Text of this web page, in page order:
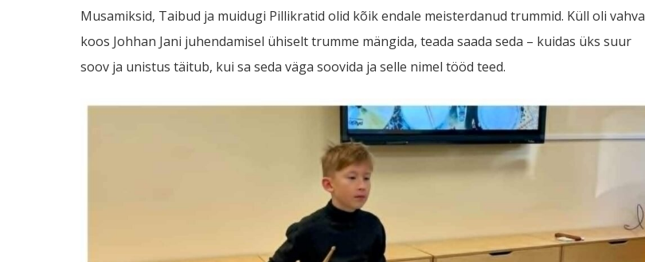
Musamiksid, Taibud ja muidugi Pillikratid olid kõik endale meisterdanud trummid. Küll oli vahva
koos Johhan Jani juhendamisel ühiselt trumme mängida, teada saada seda – kuidas üks suur
soov ja unistus täitub, kui sa seda väga soovida ja selle nimel tööd teed.